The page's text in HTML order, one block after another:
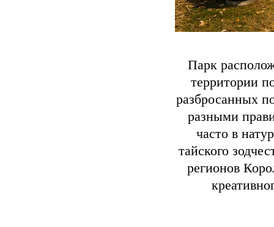
Парк
территории
разбросанных
разными
часто в
тайского
регионов